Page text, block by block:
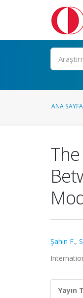
Ara
ANA SAYFA
Şahin F.,
Yayın